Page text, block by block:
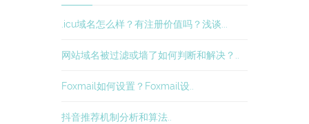
.icu域名怎么样？有注册价值吗？浅谈...
网站域名被过滤或墙了如何判断和解决？..
Foxmail如何设置？Foxmail设..
抖音推荐机制分析和算法..